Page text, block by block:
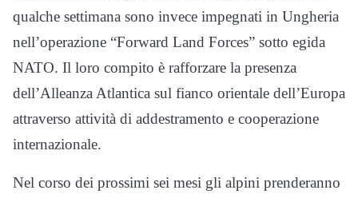
qualche settimana sono invece impegnati in Ungheria
nell’operazione “Forward Land Forces” sotto egida
NATO. Il loro compito è rafforzare la presenza
dell’Alleanza Atlantica sul fianco orientale dell’Europa
attraverso attività di addestramento e cooperazione
internazionale.
Nel corso dei prossimi sei mesi gli alpini prenderanno